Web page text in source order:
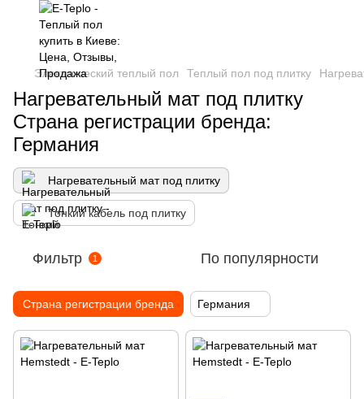
Электрический теплый пол Теплый пол под плитку
Нагревательный мат под плитку
Страна регистрации бренда:
Германия
Нагревательный мат под плитку
Тонкий кабель под плитку
Фильтр 1 По популярности
Страна регистрации бренда Германия